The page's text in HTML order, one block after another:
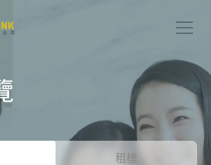
租樓